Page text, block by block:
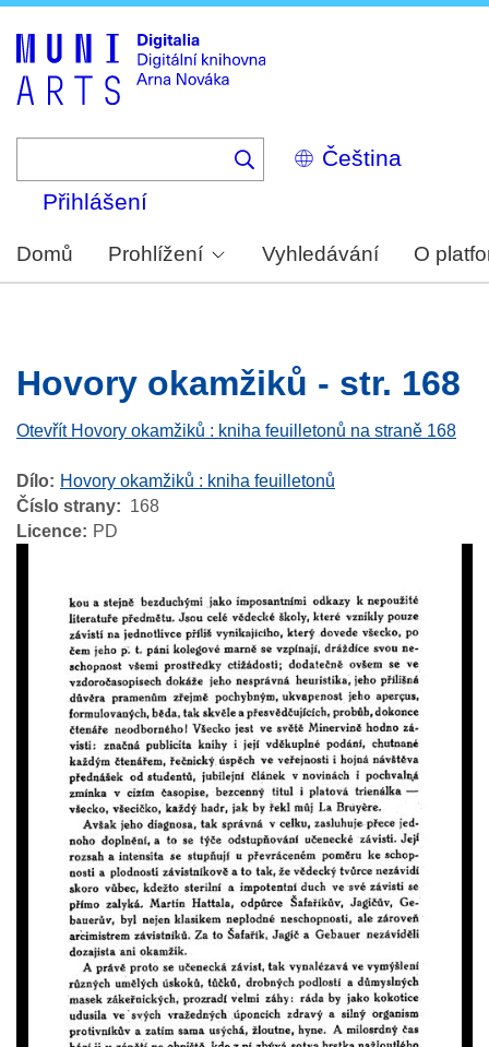
Select
your
Přihlášení
Domů Prohlížení Vyhledávání O
Hovory okamžiků - str. 168
Otevřít Hovory okamžiků : kniha feuilletonů na straně 168
Dílo
Hovory okamžiků : kniha feuilletonů
Číslo strany
168
Licence
PD